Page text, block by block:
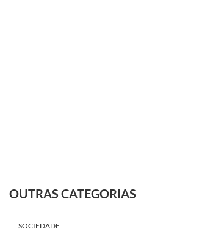
OUTRAS CATEGORIAS
SOCIEDADE